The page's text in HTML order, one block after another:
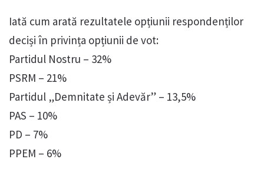
Iată cum arată rezultatele opțiunii respondenților
deciși în privința opțiunii de vot:
Partidul Nostru – 32%
PSRM – 21%
Partidul „Demnitate și Adevăr” – 13,5%
PAS – 10%
PD – 7%
PPEM – 6%